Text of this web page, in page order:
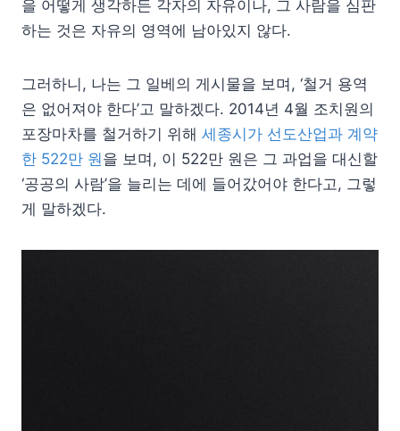
을 어떻게 생각하든 각자의 자유이나, 그 사람을 심판
하는 것은 자유의 영역에 남아있지 않다.
그러하니, 나는 그 일베의 게시물을 보며, ‘철거 용역
은 없어져야 한다’고 말하겠다. 2014년 4월 조치원의
포장마차를 철거하기 위해 세종시가 선도산업과 계약
한 522만 원 을 보며, 이 522만 원은 그 과업을 대신할
‘공공의 사람’을 늘리는 데에 들어갔어야 한다고, 그렇
게 말하겠다.